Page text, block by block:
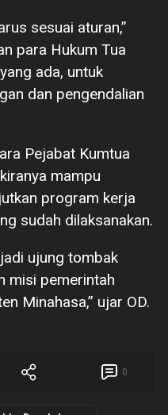
sesuai aturan,”
para Hukum Tua
ada, untuk
dan pengendalian
Pejabat Kumtua
mampu
program kerja
sudah dilaksanakan.
ujung tombak
misi pemerintah
Minahasa,” ujar OD.
0